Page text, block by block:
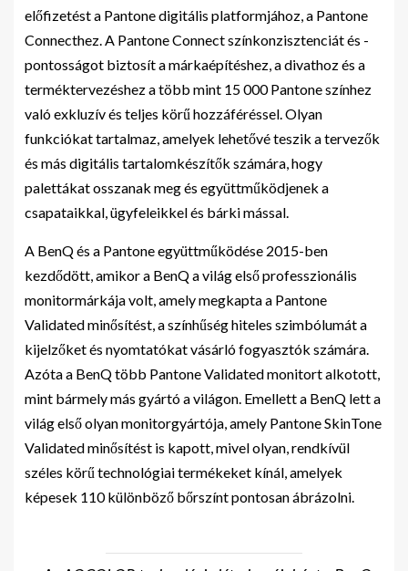
előfizetést a Pantone digitális platformjához, a Pantone
Connecthez. A Pantone Connect színkonzisztenciát és -
pontosságot biztosít a márkaépítéshez, a divathoz és a
terméktervezéshez a több mint 15 000 Pantone színhez
való exkluzív és teljes körű hozzáféréssel. Olyan
funkciókat tartalmaz, amelyek lehetővé teszik a tervezők
és más digitális tartalomkészítők számára, hogy
palettákat osszanak meg és együttműködjenek a
csapataikkal, ügyfeleikkel és bárki mással.
A BenQ és a Pantone együttműködése 2015-ben
kezdődött, amikor a BenQ a világ első professzionális
monitormárkája volt, amely megkapta a Pantone
Validated minősítést, a színhűség hiteles szimbólumát a
kijelzőket és nyomtatókat vásárló fogyasztók számára.
Azóta a BenQ több Pantone Validated monitort alkotott,
mint bármely más gyártó a világon. Emellett a BenQ lett a
világ első olyan monitorgyártója, amely Pantone SkinTone
Validated minősítést is kapott, mivel olyan, rendkívül
széles körű technológiai termékeket kínál, amelyek
képesek 110 különböző bőrszínt pontosan ábrázolni.